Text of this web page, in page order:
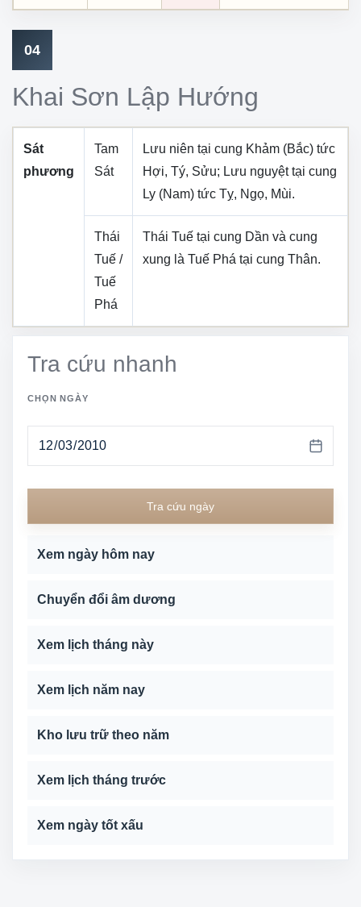
04
Khai Sơn Lập Hướng
Sát
phương
Tam
Sát
Lưu niên tại cung Khảm (Bắc) tức
Hợi, Tý, Sửu; Lưu nguyệt tại cung
Ly (Nam) tức Tỵ, Ngọ, Mùi.
Thái
Tuế /
Tuế
Phá
Thái Tuế tại cung Dần và cung
xung là Tuế Phá tại cung Thân.
Tra cứu nhanh
CHỌN NGÀY
Tra cứu ngày
Xem ngày hôm nay
Chuyển đổi âm dương
Xem lịch tháng này
Xem lịch năm nay
Kho lưu trữ theo năm
Xem lịch tháng trước
Xem ngày tốt xấu